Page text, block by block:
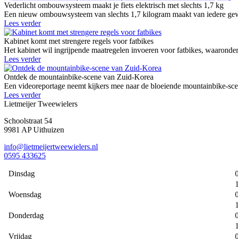
Vederlicht ombouwsysteem maakt je fiets elektrisch met slechts 1,7 kg
Een nieuw ombouwsysteem van slechts 1,7 kilogram maakt van iedere
Lees verder
Kabinet komt met strengere regels voor fatbikes
Het kabinet wil ingrijpende maatregelen invoeren voor fatbikes,
Lees verder
Ontdek de mountainbike-scene van Zuid-Korea
Een videoreportage neemt kijkers mee naar de bloeiende mountainbike-
Lees verder
Lietmeijer Tweewielers
Schoolstraat 54
9981 AP Uithuizen
info@lietmeijertweewielers.nl
0595 433625
Dinsdag
Woensdag
Donderdag
Vrijdag